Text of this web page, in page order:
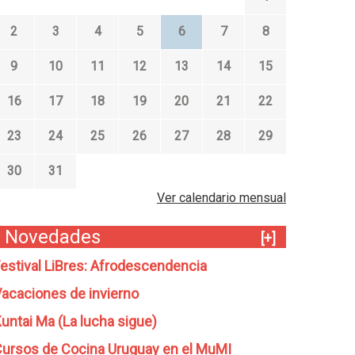
2 3 4 5 6 7 8
9 10 11 12 13 14 15
16 17 18 19 20 21 22
23 24 25 26 27 28 29
30
31
Ver calendario mensual
Novedades
[+]
LiBres: Afrodescendencia
de invierno
Ma (La lucha sigue)
de Cocina Uruguay en el MuMI